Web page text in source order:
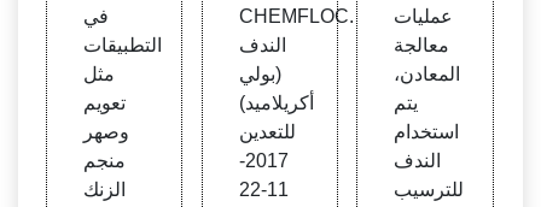
في
التطبيقات
مثل
تعويم
وصهر
منجم
الزنك
CHEMFLOC.
الندف
(بولي
أكريلاميد)
للتعدين
2017-
11-22
عمليات
معالجة
المعادن،
يتم
استخدام
الندف
للترسيب